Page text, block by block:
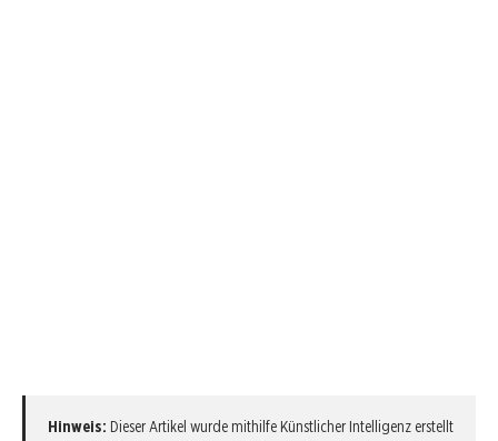
Hinweis: Dieser Artikel wurde mithilfe Künstlicher Intelligenz erstellt